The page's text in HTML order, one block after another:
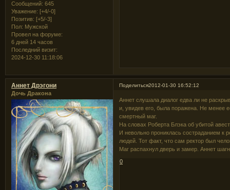
Сообщений: 645
Уважение: [+4/-0]
Позитив: [+5/-3]
Пол: Мужской
Провел на форуме:
6 дней 14 часов
Последний визит:
2024-12-30 11:18:06
Поделиться2012-01-30 16:52:12
Аннет Дрэгони
Дочь Дракона
Аннет слушала диалог едва ли не
и, увидев его, была поражена. Не менее
смертный маг.
На словах Роберта Блэка об убитой
И невольно прониклась состраданием к
людей. Тот факт, что сам ректор был
Маг распахнул дверь и замер. Аннет
0